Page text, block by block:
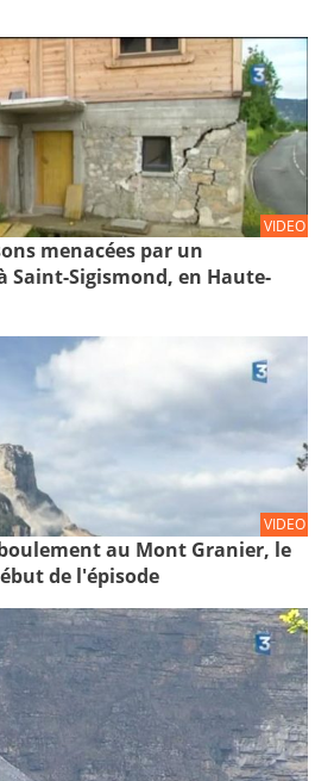
VIDEO
menacées par un
Saint-Sigismond, en Haute-
VIDEO
au Mont Granier, le
de l'épisode